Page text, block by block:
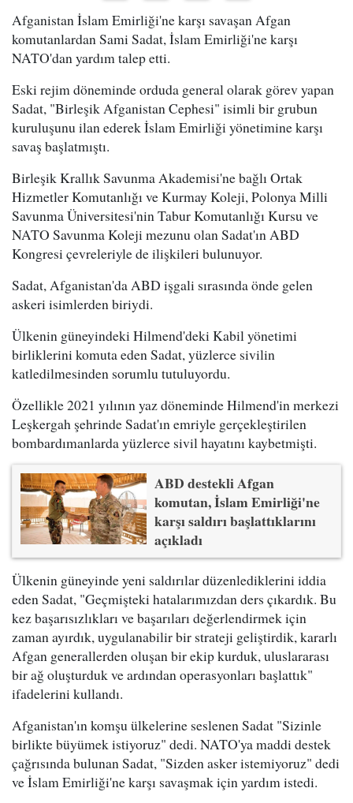
Afganistan İslam Emirliği'ne karşı savaşan Afgan
komutanlardan Sami Sadat, İslam Emirliği'ne karşı
NATO'dan yardım talep etti.
Eski rejim döneminde orduda general olarak görev yapan
Sadat, "Birleşik Afganistan Cephesi" isimli bir grubun
kuruluşunu ilan ederek İslam Emirliği yönetimine karşı
savaş başlatmıştı.
Birleşik Krallık Savunma Akademisi'ne bağlı Ortak
Hizmetler Komutanlığı ve Kurmay Koleji, Polonya Milli
Savunma Üniversitesi'nin Tabur Komutanlığı Kursu ve
NATO Savunma Koleji mezunu olan Sadat'ın ABD
Kongresi çevreleriyle de ilişkileri bulunuyor.
Sadat, Afganistan'da ABD işgali sırasında önde gelen
askeri isimlerden biriydi.
Ülkenin güneyindeki Hilmend'deki Kabil yönetimi
birliklerini komuta eden Sadat, yüzlerce sivilin
katledilmesinden sorumlu tutuluyordu.
Özellikle 2021 yılının yaz döneminde Hilmend'in merkezi
Leşkergah şehrinde Sadat'ın emriyle gerçekleştirilen
bombardımanlarda yüzlerce sivil hayatını kaybetmişti.
ABD destekli Afgan
komutan, İslam Emirliği'ne
karşı saldırı başlattıklarını
açıkladı
Ülkenin güneyinde yeni saldırılar düzenlediklerini iddia
eden Sadat, "Geçmişteki hatalarımızdan ders çıkardık. Bu
kez başarısızlıkları ve başarıları değerlendirmek için
zaman ayırdık, uygulanabilir bir strateji geliştirdik, kararlı
Afgan generallerden oluşan bir ekip kurduk, uluslararası
bir ağ oluşturduk ve ardından operasyonları başlattık"
ifadelerini kullandı.
Afganistan'ın komşu ülkelerine seslenen Sadat "Sizinle
birlikte büyümek istiyoruz" dedi. NATO'ya maddi destek
çağrısında bulunan Sadat, "Sizden asker istemiyoruz" dedi
ve İslam Emirliği'ne karşı savaşmak için yardım istedi.